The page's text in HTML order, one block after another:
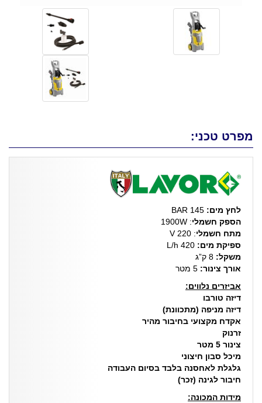
מפרט טכני:
לחץ מים: 145 BAR
הספק חשמלי: 1900W
מתח חשמלי: V 220
ספיקת מים:
משקל: 8 ק”ג
אורך צינור:
אביזרים נלווים:
דיזה טורבו
דיזה מניפה (מתכוונת)
אקדח מקצועי בחיבור מהיר
זרנוק
צינור 5 מטר
מיכל סבון חיצוני
גלגלת לאחסנה בלבד בסיום העבודה
חיבור לגינה (זכר)
מידות המכונה: